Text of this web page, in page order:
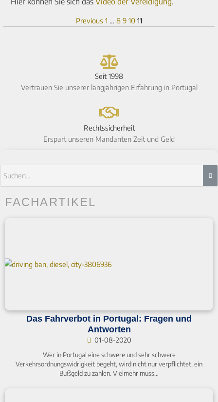
Previous 1 … 8 9 10 11
Seit 1998
Vertrauen Sie unserer langjährigen Erfahrung in Portugal
Rechtssicherheit
Erspart unseren Mandanten Zeit und Geld
FACHARTIKEL
Das Fahrverbot in Portugal: Fragen und
Antworten
01-08-2020
Wer in Portugal eine schwere und sehr schwere
Verkehrsordnungswidrigkeit begeht, wird nicht nur verpflichtet, ein
Bußgeld zu zahlen. Vielmehr muss…